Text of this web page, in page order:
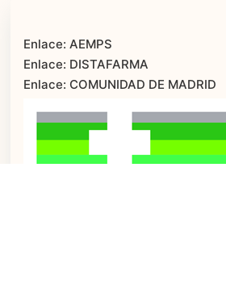
Enlace: AEMPS
Enlace: DISTAFARMA
Enlace: COMUNIDAD DE MADRID